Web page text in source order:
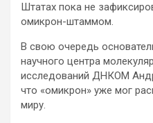
Штатах пока не
омикрон-штаммом.
В свою очередь
научного центра
исследований ДНКОМ
что «омикрон» уже мог
миру.